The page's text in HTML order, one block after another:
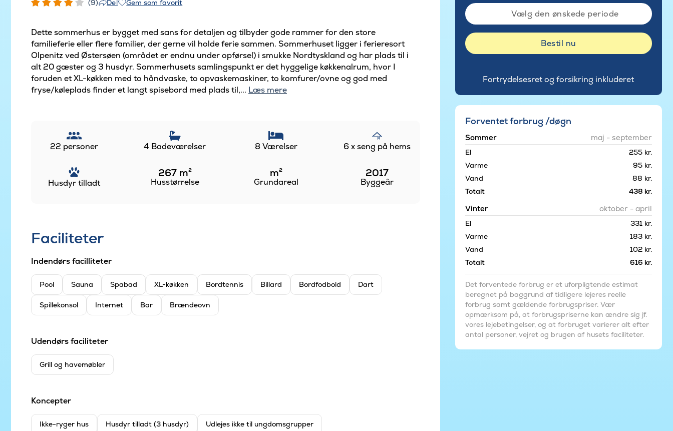
(9) Del Gem som favorit
Dette sommerhus er bygget med sans for detaljen og tilbyder gode rammer for den store
familieferie eller flere familier, der gerne vil holde ferie sammen. Sommerhuset ligger i ferieresort
Olpenitz ved Østersøen (området er endnu under opførsel) i smukke Nordtyskland og har plads til i
alt 20 gæster og 3 husdyr. Sommerhusets samlingspunkt er det hyggelige køkkenalrum, hvor I
foruden et XL-køkken med to håndvaske, to opvaskemaskiner, to komfurer/ovne og god med
fryse/køleplads finder et langt spisebord med plads til,... Læs mere
22 personer 4 Badeværelser 8 Værelser 6 x seng på hems
Husdyr tilladt
267 m²
Husstørrelse
m²
Grundareal
2017
Byggeår
Faciliteter
Indendørs facilliteter
Pool Sauna Spabad XL-køkken Bordtennis Billard Bordfodbold Dart
Spillekonsol Internet Bar Brændeovn
Udendørs faciliteter
Grill og havemøbler
Koncepter
Ikke-ryger hus Husdyr tilladt (3 husdyr) Udlejes ikke til ungdomsgrupper
Vælg den ønskede periode
Bestil nu
Fortrydelsesret og forsikring inkluderet
Forventet forbrug /døgn
Sommer maj - september
El
255 kr.
Varme
95 kr.
Vand
88 kr.
Totalt
438 kr.
Vinter oktober - april
El
331 kr.
Varme
183 kr.
Vand
102 kr.
Totalt
616 kr.
Det forventede forbrug er et uforpligtende estimat
beregnet på baggrund af tidligere lejeres reelle
forbrug samt gældende forbrugspriser. Vær
opmærksom på, at forbrugspriserne kan ændre sig jf.
vores lejebetingelser, og at forbruget varierer alt efter
antal personer, vejret og brugen af husets faciliteter.